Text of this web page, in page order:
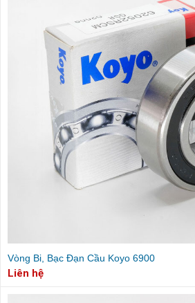
Vòng Bi, Bạc Đạn Cầu Koyo 6900
Liên hệ